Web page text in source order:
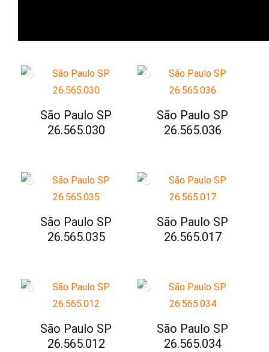
São Paulo SP
26.565.030
São Paulo SP
26.565.036
São Paulo SP
26.565.035
São Paulo SP
26.565.017
São Paulo SP
26.565.012
São Paulo SP
26.565.034